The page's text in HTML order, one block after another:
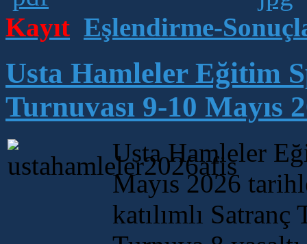
Kayıt Eşlendirme-
Usta Hamleler Eğitim
Turnuvası 9-10 Mayıs
Usta Hamleler
Mayıs 2026
katılımlı